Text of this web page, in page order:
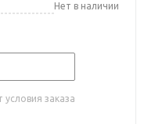
Нет в наличии
заказа